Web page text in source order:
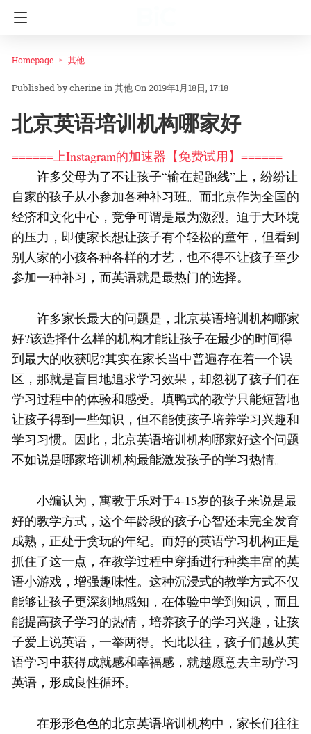
Homepage 其他
cherine in其他On 2019年1月18日, 17:18
北京英语培训机构哪家好
======上Instagram的加速器【免费试用】======
许多父母为了不让孩子“输在起跑线”上，纷纷让
自家的孩子从小参加各种补习班。而北京作为全国的
经济和文化中心，竞争可谓是最为激烈。迫于大环境
的压力，即使家长想让孩子有个轻松的童年，但看到
别人家的小孩各种各样的才艺，也不得不让孩子至少
参加一种补习，而英语就是最热门的选择。
许多家长最大的问题是，北京英语培训机构哪家
好?该选择什么样的机构才能让孩子在最少的时间得
到最大的收获呢?其实在家长当中普遍存在着一个误
区，那就是盲目地追求学习效果，却忽视了孩子们在
学习过程中的体验和感受。填鸭式的教学只能短暂地
让孩子得到一些知识，但不能使孩子培养学习兴趣和
学习习惯。因此，北京英语培训机构哪家好这个问题
不如说是哪家培训机构最能激发孩子的学习热情。
小编认为，寓教于乐对于4-15岁的孩子来说是最
好的教学方式，这个年龄段的孩子心智还未完全发育
成熟，正处于贪玩的年纪。而好的英语学习机构正是
抓住了这一点，在教学过程中穿插进行种类丰富的英
语小游戏，增强趣味性。这种沉浸式的教学方式不仅
能够让孩子更深刻地感知，在体验中学到知识，而且
能提高孩子学习的热情，培养孩子的学习兴趣，让孩
子爱上说英语，一举两得。长此以往，孩子们越从英
语学习中获得成就感和幸福感，就越愿意去主动学习
英语，形成良性循环。
在形形色色的北京英语培训机构中，家长们往往